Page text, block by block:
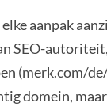
aanpak
SEO-
(merk.com/
domein, maar